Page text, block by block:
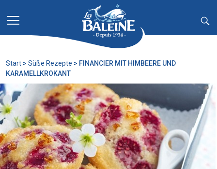
Start > Süße Rezepte > FINANCIER MIT HIMBEERE UND
KARAMELLKROKANT